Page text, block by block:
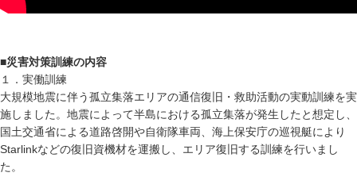
■災害対策訓練の内容
１．実働訓練
大規模地震に伴う孤立集落エリアの通信復旧・救助活動の実動訓練を実
施しました。地震によって半島における孤立集落が発生したと想定し、
国土交通省による道路啓開や自衛隊車両、海上保安庁の巡視艇により
Starlinkなどの復旧資機材を運搬し、エリア復旧する訓練を行いまし
た。